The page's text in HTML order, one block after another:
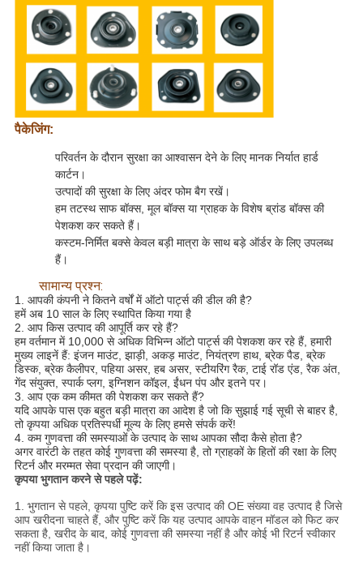
पैकेजिंग:
परिवर्तन के दौरान सुरक्षा का आश्वासन देने के लिए मानक निर्यात हार्ड
कार्टन।
उत्पादों की सुरक्षा के लिए अंदर फोम बैग रखें।
हम तटस्थ साफ बॉक्स, मूल बॉक्स या ग्राहक के विशेष ब्रांड बॉक्स की
पेशकश कर सकते हैं।
कस्टम-निर्मित बक्से केवल बड़ी मात्रा के साथ बड़े ऑर्डर के लिए उपलब्ध
हैं।
सामान्य प्रश्न:
1. आपकी कंपनी ने कितने वर्षों में ऑटो पार्ट्स की डील की है?
हमें अब 10 साल के लिए स्थापित किया गया है
2. आप किस उत्पाद की आपूर्ति कर रहे हैं?
हम वर्तमान में 10,000 से अधिक विभिन्न ऑटो पार्ट्स की पेशकश कर रहे हैं, हमारी
मुख्य लाइनें हैं: इंजन माउंट, झाड़ी, अकड़ माउंट, नियंत्रण हाथ, ब्रेक पैड, ब्रेक
डिस्क, ब्रेक कैलीपर, पहिया असर, हब असर, स्टीयरिंग रैक, टाई रॉड एंड, रैक अंत,
गेंद संयुक्त, स्पार्क प्लग, इग्निशन कॉइल, ईंधन पंप और इतने पर।
3. आप एक कम कीमत की पेशकश कर सकते हैं?
यदि आपके पास एक बहुत बड़ी मात्रा का आदेश है जो कि सुझाई गई सूची से बाहर है,
तो कृपया अधिक प्रतिस्पर्धी मूल्य के लिए हमसे संपर्क करें!
4. कम गुणवत्ता की समस्याओं के उत्पाद के साथ आपका सौदा कैसे होता है?
अगर वारंटी के तहत कोई गुणवत्ता की समस्या है, तो ग्राहकों के हितों की रक्षा के लिए
रिटर्न और मरम्मत सेवा प्रदान की जाएगी।
कृपया भुगतान करने से पहले पढ़ें:
1. भुगतान से पहले, कृपया पुष्टि करें कि इस उत्पाद की OE संख्या वह उत्पाद है जिसे
आप खरीदना चाहते हैं, और पुष्टि करें कि यह उत्पाद आपके वाहन मॉडल को फिट कर
सकता है, खरीद के बाद, कोई गुणवत्ता की समस्या नहीं है और कोई भी रिटर्न स्वीकार
नहीं किया जाता है।